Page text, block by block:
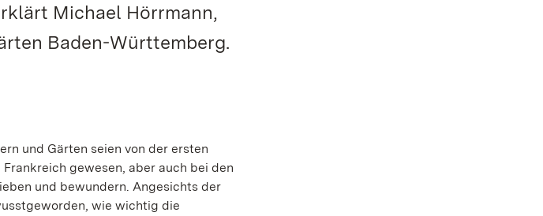
Michael Hörrmann,
Baden-Württemberg.
und Gärten seien von der ersten
gewesen, aber auch bei den
und bewundern. Angesichts der
wie wichtig die